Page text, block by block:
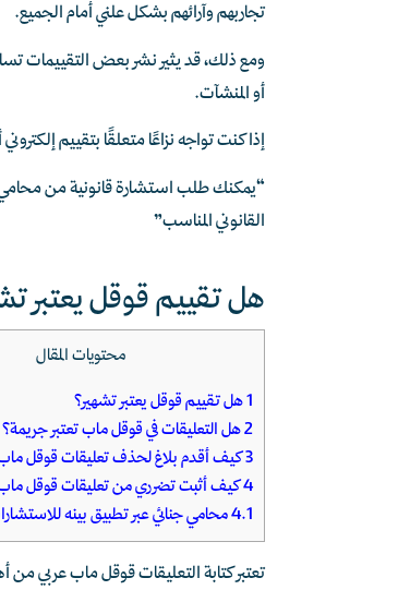
تجاربهم وآرائهم بشكل علني أمام الجميع.
ومع ذلك، قد يثير نشر بعض التقييمات
أو المنشآت.
إذا كنت تواجه نزاعًا متعلقًا بتقييم
“يمكنك طلب استشارة قانونية من
القانوني المناسب”
هل تقييم قوقل يعتبر
محتويات المقال
1هل تقييم قوقل يعتبر تشهير؟
2هل التعليقات في قوقل ماب تعتبر جريمة؟
3كيف أقدم بلاغ لحذف تعليقات قوقل
4كيف أثبت تضرري من تعليقات قوقل
4.1محامي جنائي عبر تطبيق بينه
تعتبر كتابة التعليقات قوقل ماب عربي